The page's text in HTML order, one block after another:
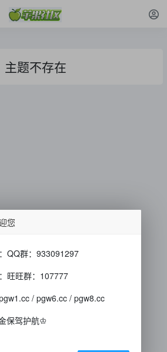
主题不存在
您
QQ群：933091297
旺旺群：107777
/ pgw6.cc / pgw8.cc
保驾护航♔